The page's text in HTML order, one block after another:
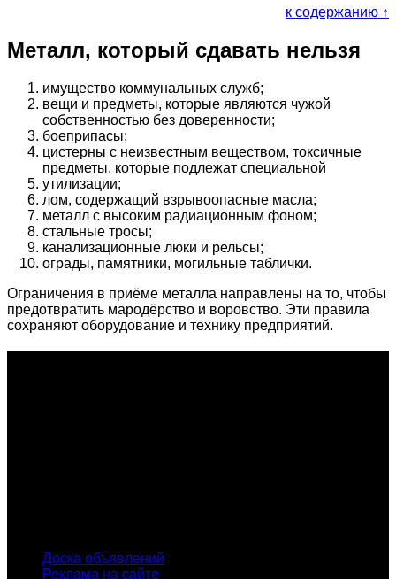
к содержанию ↑
Металл, который сдавать нельзя
имущество коммунальных служб;
вещи и предметы, которые являются чужой
собственностью без доверенности;
боеприпасы;
цистерны с неизвестным веществом, токсичные
предметы, которые подлежат специальной
утилизации;
лом, содержащий взрывоопасные масла;
металл с высоким радиационным фоном;
стальные тросы;
канализационные люки и рельсы;
ограды, памятники, могильные таблички.
Ограничения в приёме металла направлены на то, чтобы
предотвратить мародёрство и воровство. Эти правила
сохраняют оборудование и технику предприятий.
Доска объявлений
Реклама на сайте